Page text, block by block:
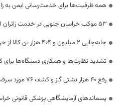
همه ظرفیت‌ها برای خدمت‌رسانی ایمن به
53 موکب خراسان جنوبی در خدمت زائران اربعین
جابه‌جایی 2 میلیون و 404 هزار تن کالا از خراسان جنوبی به سراسر کشور
تشدید نظارت‌ها و همکاری دستگاه‌ها
رفع 40 هزار نشتی گاز و کشف 76 مورد سرقت گاز در چهار ماهه نخست سال
پسماندهای آزمایشگاهی پزشکی قانونی